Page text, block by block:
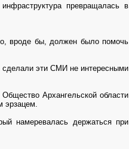
превращалась в
вроде бы, должен было помочь
сделали эти СМИ не интересными
Архангельской области
эрзацем.
намеревалась держаться при